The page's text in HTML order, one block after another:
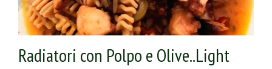
Radiatori con Polpo e Olive..Light